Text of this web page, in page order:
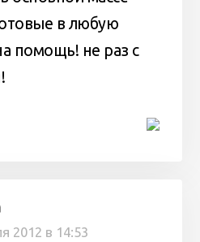
в любую
помощь! не раз с
2012 в 14:53